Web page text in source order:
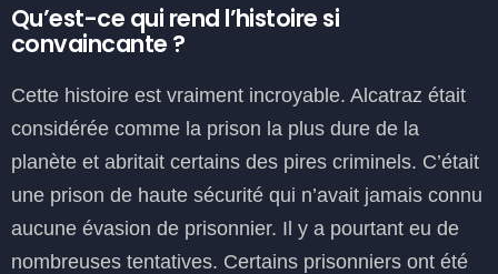
Qu’est-ce qui rend l’histoire si
convaincante ?
Cette histoire est vraiment incroyable. Alcatraz était
considérée comme la prison la plus dure de la
planète et abritait certains des pires criminels. C’était
une prison de haute sécurité qui n’avait jamais connu
aucune évasion de prisonnier. Il y a pourtant eu de
nombreuses tentatives. Certains prisonniers ont été